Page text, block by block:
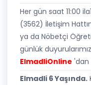
Her gün saat 11:00
(3562) İletişim
ya da Nöbetçi
günlük
ElmadliOnline 'dan
Elmadli 6 Yaşında.